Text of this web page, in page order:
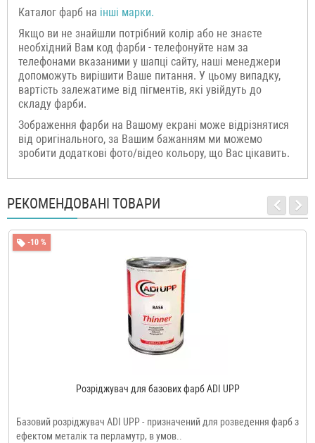
Каталог фарб на інші марки.
Якщо ви не знайшли потрібний колір або не знаєте
необхідний Вам код фарби - телефонуйте нам за
телефонами вказаними у шапці сайту, наші менеджери
допоможуть вирішити Ваше питання. У цьому випадку,
вартість залежатиме від пігментів, які увійдуть до
складу фарби.
Зображення фарби на Вашому екрані може відрізнятися
від оригінального, за Вашим бажанням ми можемо
зробити додаткові фото/відео кольору, що Вас цікавить.
РЕКОМЕНДОВАНІ ТОВАРИ
-10 %
Розріджувач для базових фарб ADI UPP
Базовий розріджувач ADI UPP - призначений для розведення фарб з
ефектом металік та перламутр, в умов..